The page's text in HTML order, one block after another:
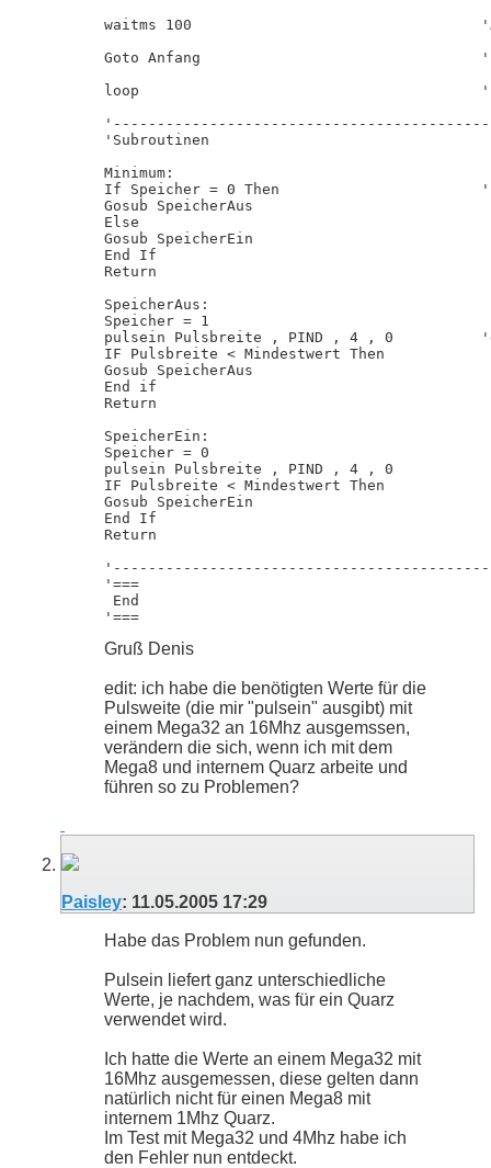
waitms 100
Goto Anfang
loop
'Subroutinen
Minimum:
If Speicher = 0 Then
Gosub SpeicherAus
Else
Gosub SpeicherEin
End If
Return
SpeicherAus:
Speicher = 1
pulsein Pulsbreite , PIND , 4 , 0
IF Pulsbreite < Mindestwert Then
Gosub SpeicherAus
End if
Return
SpeicherEin:                                '
Speicher = 0
pulsein Pulsbreite , PIND , 4 , 0
IF Pulsbreite < Mindestwert Then
Gosub SpeicherEin
End If
Return
'===
End
'===
Gruß Denis
edit: ich habe die benötigten Werte für die
Pulsweite (die mir "pulsein" ausgibt) mit
einem Mega32 an 16Mhz ausgemssen,
verändern die sich, wenn ich mit dem
Mega8 und internem Quarz arbeite und
führen so zu Problemen?
Paisley: 11.05.2005 17:29
Habe das Problem nun gefunden.
Pulsein liefert ganz unterschiedliche
Werte, je nachdem, was für ein Quarz
verwendet wird.
Ich hatte die Werte an einem Mega32 mit
16Mhz ausgemessen, diese gelten dann
natürlich nicht für einen Mega8 mit
internem 1Mhz Quarz.
Im Test mit Mega32 und 4Mhz habe ich
den Fehler nun entdeckt.